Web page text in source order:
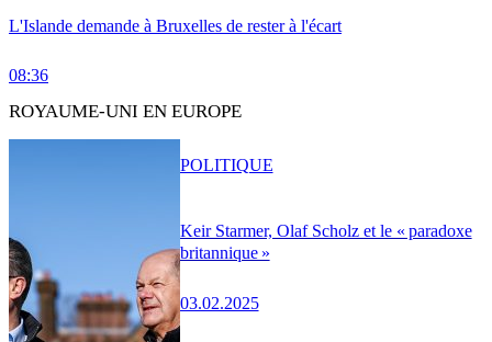
L'Islande demande à Bruxelles de rester à l'écart
08:36
ROYAUME-UNI EN EUROPE
Keir Starmer, Olaf Scholz et le « paradoxe
britannique »
03.02.2025
POLITIQUE